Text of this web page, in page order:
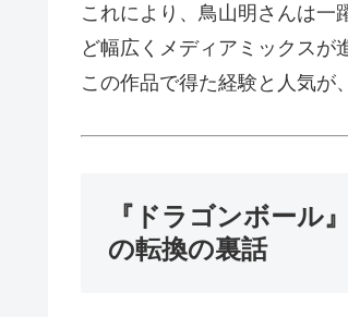
これにより、鳥山明さんは一
ど幅広くメディアミックスが
この作品で得た経験と人気が
『ドラゴンボール
の転換の裏話